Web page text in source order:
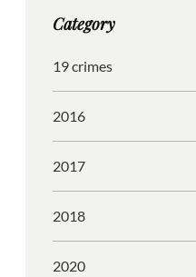
r
m
o
Category
19 crimes
2016
2017
2018
2020